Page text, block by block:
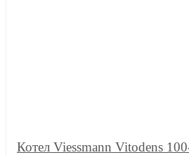
Котел Viessmann Vitodens